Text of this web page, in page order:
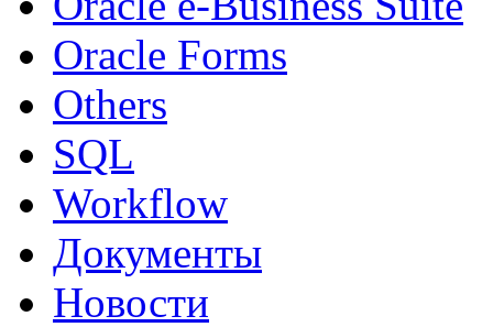
Oracle Forms
Others
SQL
Workflow
Документы
Новости